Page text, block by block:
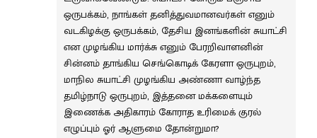
ஒருபக்கம், நாங்கள் தனித்துவமானவர்கள் எனும்
வடகிழக்கு ஒருபக்கம், தேசிய இனங்களின் சுயாட்சி
என முழங்கிய மார்க்சு எனும் பேரறிவாளனின்
சின்னம் தாங்கிய செங்கொடிக் கேரளா ஒருபுறம்,
மாநில சுயாட்சி முழங்கிய அண்ணா வாழ்ந்த
தமிழ்நாடு ஒருபுறம், இத்தனை மக்களையும்
இணைக்க அதிகாரம் கோராத உரிமைக் குரல்
எழுப்பும் ஓர் ஆளுமை தோன்றுமா?